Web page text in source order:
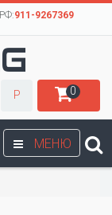
911-9267369
Р 0
МЕНЮ